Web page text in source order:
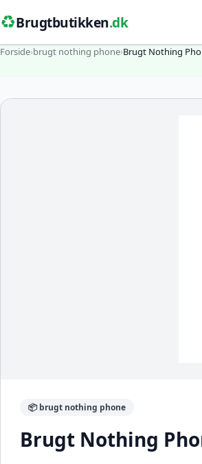
♻️Brugtbutikken.dk
Forside›brugt nothing phone›Brugt Nothing
📦 brugt nothing phone
Brugt Nothing